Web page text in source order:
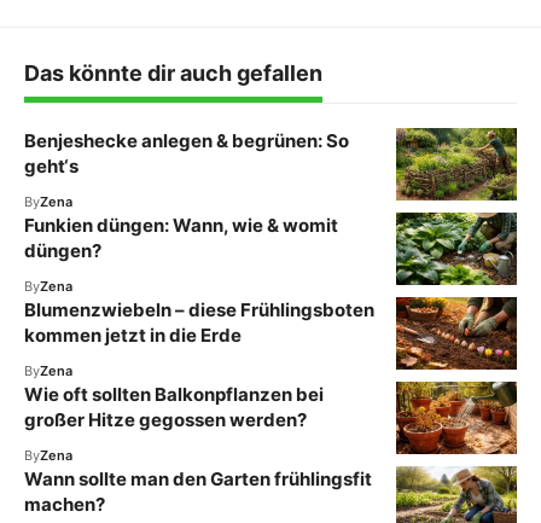
Das könnte dir auch gefallen
Benjeshecke anlegen & begrünen: So
geht‘s
ByZena
Funkien düngen: Wann, wie & womit
düngen?
ByZena
Blumenzwiebeln – diese Frühlingsboten
kommen jetzt in die Erde
ByZena
Wie oft sollten Balkonpflanzen bei
großer Hitze gegossen werden?
ByZena
Wann sollte man den Garten frühlingsfit
machen?